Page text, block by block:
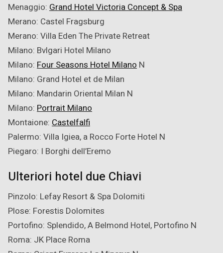
Menaggio: Grand Hotel Victoria Concept & Spa
Merano: Castel Fragsburg
Merano: Villa Eden The Private Retreat
Milano: Bvlgari Hotel Milano
Milano: Four Seasons Hotel Milano N
Milano: Grand Hotel et de Milan
Milano: Mandarin Oriental Milan N
Milano: Portrait Milano
Montaione: Castelfalfi
Palermo: Villa Igiea, a Rocco Forte Hotel N
Piegaro: I Borghi dell’Eremo
Ulteriori hotel due Chiavi
Pinzolo: Lefay Resort & Spa Dolomiti
Plose: Forestis Dolomites
Portofino: Splendido, A Belmond Hotel, Portofino N
Roma: JK Place Roma